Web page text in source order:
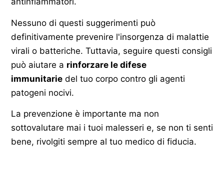
Nessuno di questi suggerimenti può
definitivamente prevenire l'insorgenza di malattie
virali o batteriche. Tuttavia, seguire questi consigli
può aiutare a rinforzare le difese
immunitarie del tuo corpo contro gli agenti
patogeni nocivi.
La prevenzione è importante ma non
sottovalutare mai i tuoi malesseri e, se non ti senti
bene, rivolgiti sempre al tuo medico di fiducia.